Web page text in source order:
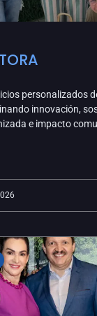
personalizados
innovación,
e impacto